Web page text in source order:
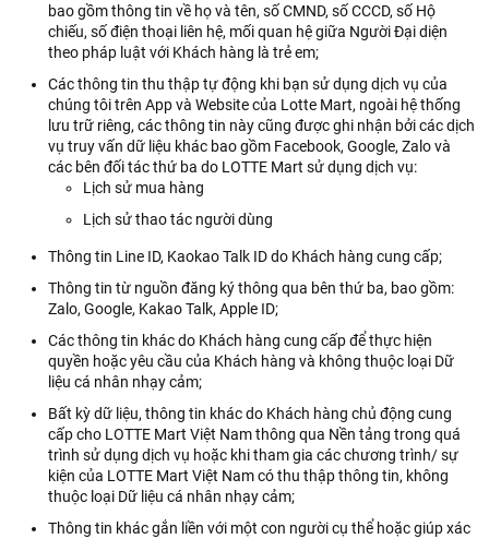
bao gồm thông tin về họ và tên, số CMND, số CCCD, số Hộ
chiếu, số điện thoại liên hệ, mối quan hệ giữa Người Đại diện
theo pháp luật với Khách hàng là trẻ em;
Các thông tin thu thập tự động khi bạn sử dụng dịch vụ của
chúng tôi trên App và Website của Lotte Mart, ngoài hệ thống
lưu trữ riêng, các thông tin này cũng được ghi nhận bởi các dịch
vụ truy vấn dữ liệu khác bao gồm Facebook, Google, Zalo và
các bên đối tác thứ ba do LOTTE Mart sử dụng dịch vụ:
Lịch sử mua hàng
Lịch sử thao tác người dùng
Thông tin Line ID, Kaokao Talk ID do Khách hàng cung cấp;
Thông tin từ nguồn đăng ký thông qua bên thứ ba, bao gồm:
Zalo, Google, Kakao Talk, Apple ID;
Các thông tin khác do Khách hàng cung cấp để thực hiện
quyền hoặc yêu cầu của Khách hàng và không thuộc loại Dữ
liệu cá nhân nhạy cảm;
Bất kỳ dữ liệu, thông tin khác do Khách hàng chủ động cung
cấp cho LOTTE Mart Việt Nam thông qua Nền tảng trong quá
trình sử dụng dịch vụ hoặc khi tham gia các chương trình/ sự
kiện của LOTTE Mart Việt Nam có thu thập thông tin, không
thuộc loại Dữ liệu cá nhân nhạy cảm;
Thông tin khác gắn liền với một con người cụ thể hoặc giúp xác